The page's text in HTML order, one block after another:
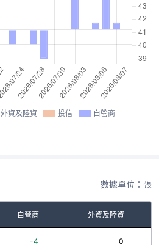
外資及陸資 投信 自營商
數據單位：張
自營商 外資及陸資
-4 0